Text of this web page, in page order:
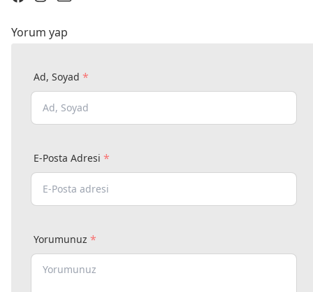
Yorum yap
Ad, Soyad *
E-Posta Adresi *
Yorumunuz *